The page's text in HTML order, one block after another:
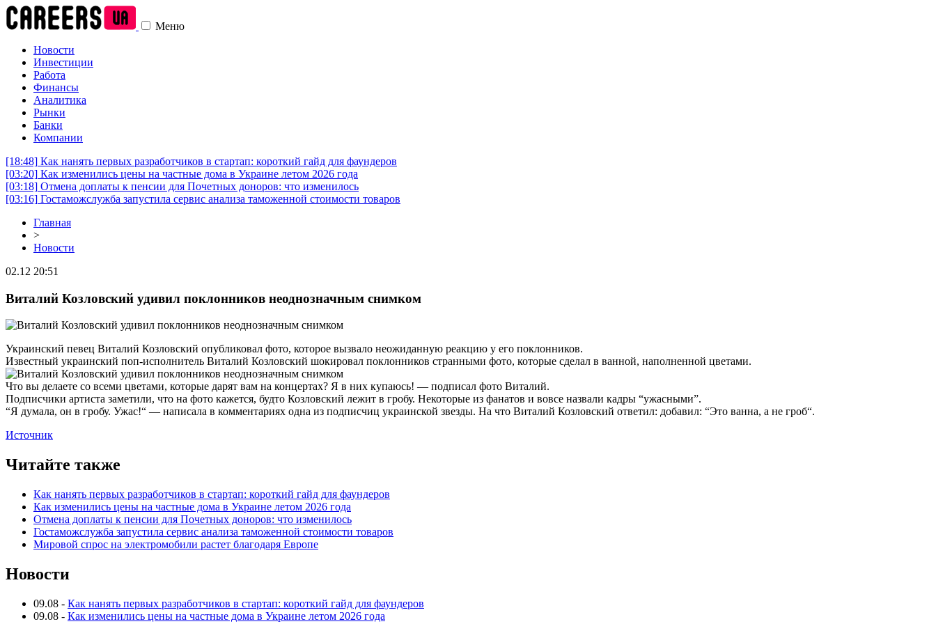
Меню
Новости
Инвестиции
Работа
Финансы
Аналитика
Рынки
Банки
Компании
[18:48] Как нанять первых разработчиков в стартап: короткий гайд для фаундеров
[03:20] Как изменились цены на частные дома в Украине летом 2026 года
[03:18] Отмена доплаты к пенсии для Почетных доноров: что изменилось
[03:16] Гостаможслужба запустила сервис анализа таможенной стоимости товаров
Главная
>
Новости
02.12 20:51
Виталий Козловский удивил поклонников неоднозначным снимком
Украинский певец Виталий Козловский опубликовал фото, которое вызвало неожиданную реакцию у его поклонников.
Известный украинский поп-исполнитель Виталий Козловский шокировал поклонников странными фото, которые сделал в ванной, наполненной цветами.
Что вы делаете со всеми цветами, которые дарят вам на концертах? Я в них купаюсь! — подписал фото Виталий.
Подписчики артиста заметили, что на фото кажется, будто Козловский лежит в гробу. Некоторые из фанатов и вовсе назвали кадры “ужасными”.
“Я думала, он в гробу. Ужас!“ — написала в комментариях одна из подписчиц украинской звезды. На что Виталий Козловский ответил: добавил: “Это ванна, а не гроб“.
Источник
Читайте также
Как нанять первых разработчиков в стартап: короткий гайд для фаундеров
Как изменились цены на частные дома в Украине летом 2026 года
Отмена доплаты к пенсии для Почетных доноров: что изменилось
Гостаможслужба запустила сервис анализа таможенной стоимости товаров
Мировой спрос на электромобили растет благодаря Европе
Новости
09.08 - Как нанять первых разработчиков в стартап: короткий гайд для фаундеров
09.08 - Как изменились цены на частные дома в Украине летом 2026 года